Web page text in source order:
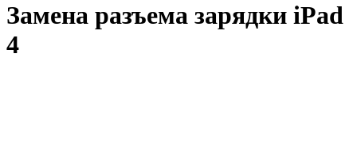
Замена разъема зарядки iPad
4